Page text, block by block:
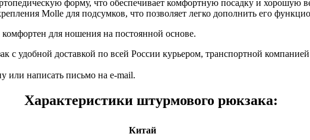
форму, что обеспечивает комфортную посадку и хорошую
Molle для подсумков, что позволяет легко дополнить его
для ношения на постоянной основе.
с удобной доставкой по всей России курьером, транспортной
или написать письмо на e-mail.
Характеристики штурмового рюкзака:
Китай